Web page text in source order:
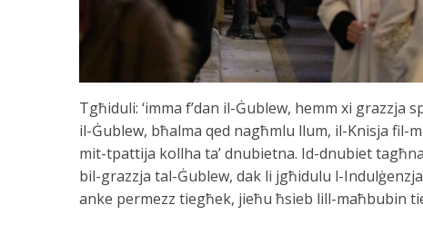
Tgħiduli: ‘imma f’dan il-Ġublew, hemm xi grazzja
il-Ġublew, bħalma qed nagħmlu llum, il-Knisja
mit-tpattija kollha ta’ dnubietna. Id-dnubiet
bil-grazzja tal-Ġublew, dak li jgħidulu l-
anke permezz tiegħek, jieħu ħsieb lill-maħbubin